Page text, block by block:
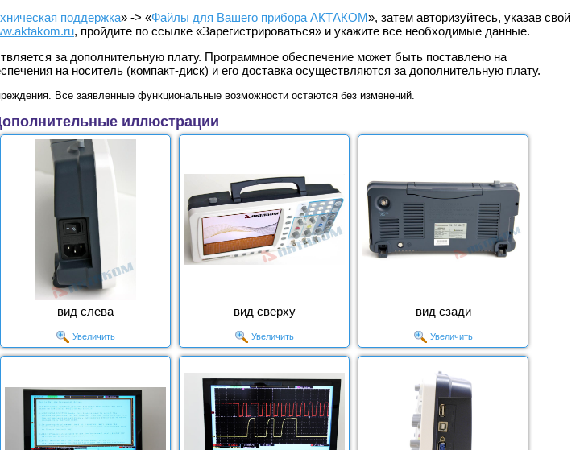
поддержка» -> «Файлы для Вашего прибора АКТАКОМ», затем авторизуйтесь, указав свой
, пройдите по ссылке «Зарегистрироваться» и укажите все необходимые данные.
за дополнительную плату. Программное обеспечение может быть поставлено на
на носитель (компакт-диск) и его доставка осуществляются за дополнительную плату.
Все заявленные функциональные возможности остаются без изменений.
иллюстрации
вид слева
Увеличить
вид сверху
Увеличить
вид сзади
Увеличить